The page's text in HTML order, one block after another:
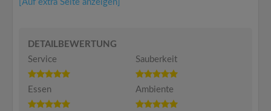
[Auf extra Seite anzeigen]
DETAILBEWERTUNG
Service
Sauberkeit
Essen Ambiente